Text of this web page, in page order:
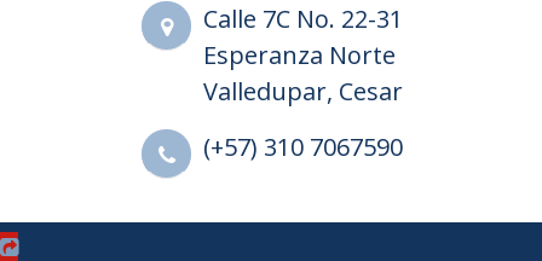
Calle 7C No. 22-31
Esperanza Norte
Valledupar, Cesar
(+57) 310 7067590